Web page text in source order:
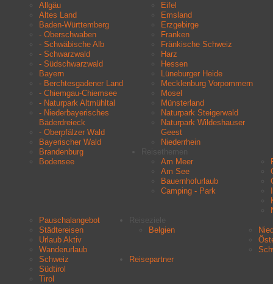
Allgäu
Altes Land
Baden-Württemberg
- Oberschwaben
- Schwäbische Alb
- Schwarzwald
- Südschwarzwald
Bayern
- Berchtesgadener Land
- Chiemgau-Chiemsee
- Naturpark Altmühltal
- Niederbayerisches
Bäderdreieck
- Oberpfälzer Wald
Bayerischer Wald
Brandenburg
Bodensee
Eifel
Emsland
Erzgebirge
Franken
Fränkische Schweiz
Harz
Hessen
Lüneburger Heide
Mecklenburg Vorpommern
Mosel
Münsterland
Naturpark Steigerwald
Naturpark Wildeshauser
Geest
Niederrhein
Am Meer
Am See
Bauernhofurlaub
Camping - Park
Pauschalangebot
Städtereisen
Urlaub Aktiv
Wanderurlaub
Belgien
Schweiz
Südtirol
Tirol
Reisepartner